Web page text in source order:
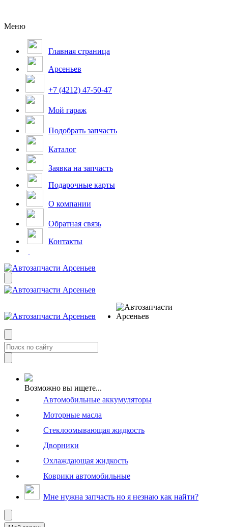
Меню
Главная страница
Арсеньев
+7 (4212) 47-50-47
Мой гараж
Подобрать запчасть
Каталог
Заявка на запчасть
Подарочные карты
О компании
Обратная связь
Контакты
Возможно вы ищете...
Автомобильные аккумуляторы
Моторные масла
Стеклоомывающая жидкость
Дворники
Охлаждающая жидкость
Коврики автомобильные
Мне нужна запчасть но я незнаю как найти?